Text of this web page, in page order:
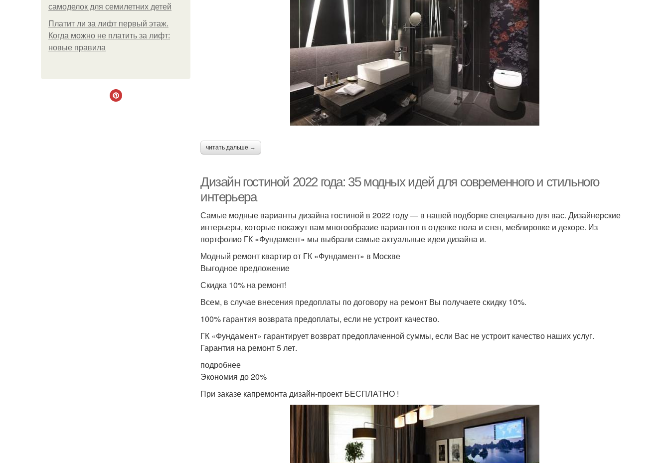
самоделок для семилетних детей
Платит ли за лифт первый этаж.
Когда можно не платить за лифт:
новые правила
читать дальше →
Дизайн гостиной 2022 года: 35 модных идей для современного и стильного
интерьера
Самые модные варианты дизайна гостиной в 2022 году — в нашей подборке специально для вас. Дизайнерские
интерьеры, которые покажут вам многообразие вариантов в отделке пола и стен, меблировке и декоре. Из
портфолио ГК «Фундамент» мы выбрали самые актуальные идеи дизайна и.
Модный ремонт квартир от ГК «Фундамент» в Москве
Выгодное предложение
Скидка 10% на ремонт!
Всем, в случае внесения предоплаты по договору на ремонт Вы получаете скидку 10%.
100% гарантия возврата предоплаты, если не устроит качество.
ГК «Фундамент» гарантирует возврат предоплаченной суммы, если Вас не устроит качество наших услуг.
Гарантия на ремонт 5 лет.
подробнее
Экономия до 20%
При заказе капремонта дизайн-проект БЕСПЛАТНО !